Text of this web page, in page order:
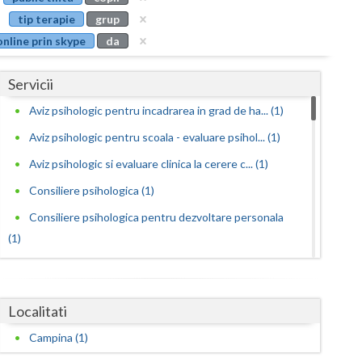
Buzau
Calarasi
Caras-Severin
Cluj
Constanta
Covasna
Giurgiu
tip terapie
grup
prin skype
da
Servicii
Aviz psihologic pentru incadrarea in grad de ha... (1)
Aviz psihologic pentru scoala - evaluare psihol... (1)
Aviz psihologic si evaluare clinica la cerere c... (1)
Consiliere psihologica (1)
Consiliere psihologica pentru dezvoltare personala
(1)
Evaluare psihologica pentru adoptie (1)
Evaluare psihologica periodica pentru beneficia...
Localitati
Campina (1)